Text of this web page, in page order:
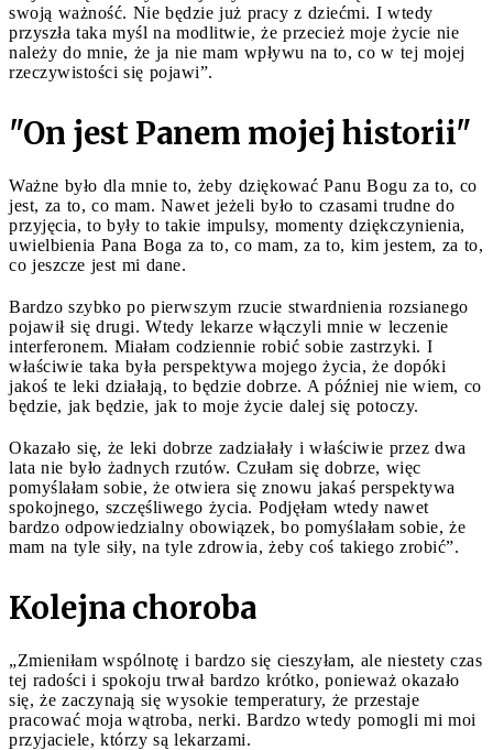
swoją ważność. Nie będzie już pracy z dziećmi. I wtedy
przyszła taka myśl na modlitwie, że przecież moje życie nie
należy do mnie, że ja nie mam wpływu na to, co w tej mojej
rzeczywistości się pojawi”.
"On jest Panem mojej historii"
Ważne było dla mnie to, żeby dziękować Panu Bogu za to, co
jest, za to, co mam. Nawet jeżeli było to czasami trudne do
przyjęcia, to były to takie impulsy, momenty dziękczynienia,
uwielbienia Pana Boga za to, co mam, za to, kim jestem, za to,
co jeszcze jest mi dane.
Bardzo szybko po pierwszym rzucie stwardnienia rozsianego
pojawił się drugi. Wtedy lekarze włączyli mnie w leczenie
interferonem. Miałam codziennie robić sobie zastrzyki. I
właściwie taka była perspektywa mojego życia, że dopóki
jakoś te leki działają, to będzie dobrze. A później nie wiem, co
będzie, jak będzie, jak to moje życie dalej się potoczy.
Okazało się, że leki dobrze zadziałały i właściwie przez dwa
lata nie było żadnych rzutów. Czułam się dobrze, więc
pomyślałam sobie, że otwiera się znowu jakaś perspektywa
spokojnego, szczęśliwego życia. Podjęłam wtedy nawet
bardzo odpowiedzialny obowiązek, bo pomyślałam sobie, że
mam na tyle siły, na tyle zdrowia, żeby coś takiego zrobić”.
Kolejna choroba
„Zmieniłam wspólnotę i bardzo się cieszyłam, ale niestety czas
tej radości i spokoju trwał bardzo krótko, ponieważ okazało
się, że zaczynają się wysokie temperatury, że przestaje
pracować moja wątroba, nerki. Bardzo wtedy pomogli mi moi
przyjaciele, którzy są lekarzami.